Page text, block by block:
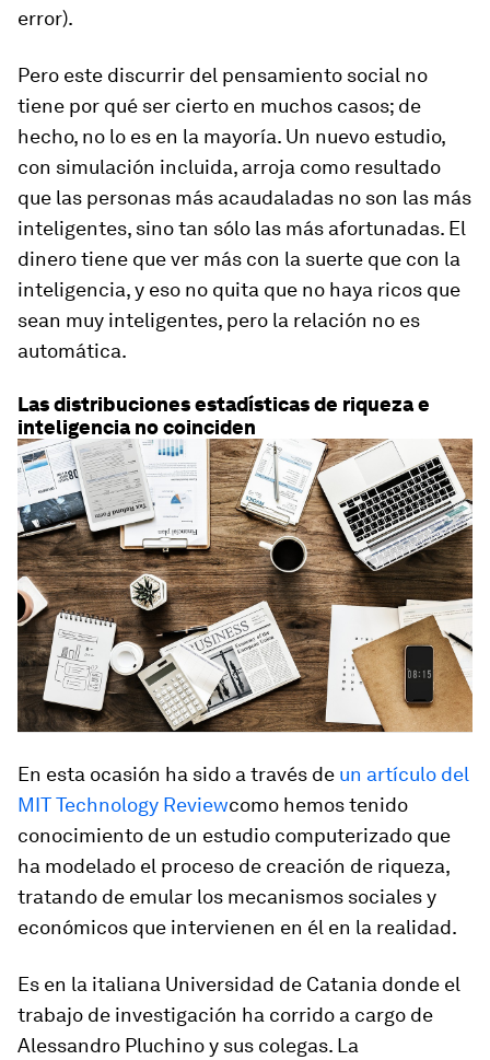
error).
Pero este discurrir del pensamiento social no
tiene por qué ser cierto en muchos casos; de
hecho, no lo es en la mayoría. Un nuevo estudio,
con simulación incluida, arroja como resultado
que las personas más acaudaladas no son las más
inteligentes, sino tan sólo las más afortunadas. El
dinero tiene que ver más con la suerte que con la
inteligencia, y eso no quita que no haya ricos que
sean muy inteligentes, pero la relación no es
automática.
Las distribuciones estadísticas de riqueza e
inteligencia no coinciden
En esta ocasión ha sido a través de un artículo del
MIT Technology Reviewcomo hemos tenido
conocimiento de un estudio computerizado que
ha modelado el proceso de creación de riqueza,
tratando de emular los mecanismos sociales y
económicos que intervienen en él en la realidad.
Es en la italiana Universidad de Catania donde el
trabajo de investigación ha corrido a cargo de
Alessandro Pluchino y sus colegas. La